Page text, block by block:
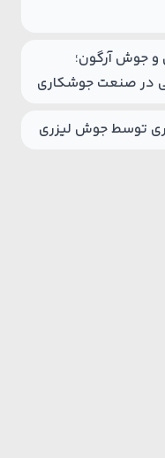
جوش آرگون؛
در صنعت جوشکاری
توسط جوش لیزری